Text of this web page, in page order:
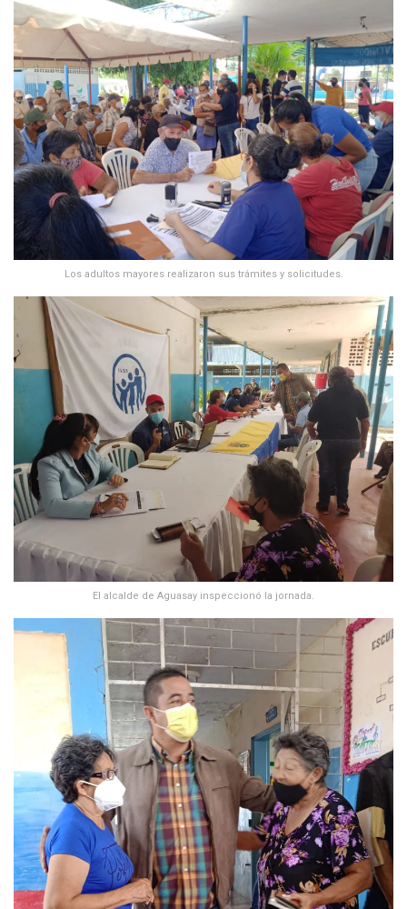
Los adultos mayores realizaron sus trámites y solicitudes.
El alcalde de Aguasay inspeccionó la jornada.